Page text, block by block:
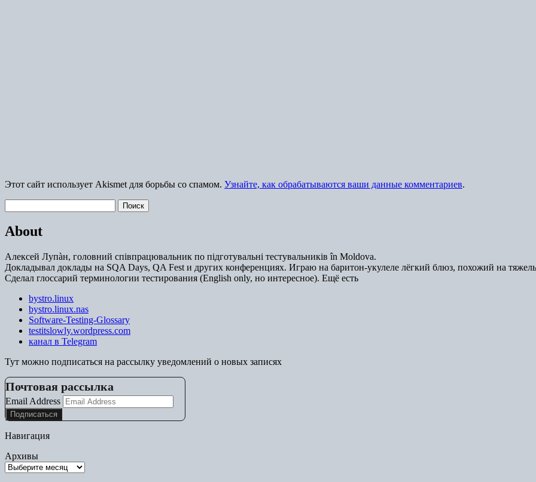
Этот сайт использует Akismet для борьбы со спамом. Узнайте, как обрабатываются ваши данные комментариев.
About
Алексей Лупàн, головний спiвпрацювальник по підготувальні тестувальників în Moldova.
Докладывал доклады на SQA Days, QA Fest и других конференциях. Играю на баритон-укулеле лёгкий блюз, похожий на
Сделал глоссарий терминологии тестирования (English only, но интересное). Ещё есть
bystro.linux
bystro.linux.nas
Software-Testing-Glossary
testitslowly.wordpress.com
канал в Telegram
Тут можно подписаться на рассылку уведомлений о новых записях
Почтовая рассылка
Email Address
Навигация
Архивы